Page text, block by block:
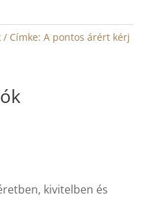
Címke: A pontos árért kérj
kivitelben és